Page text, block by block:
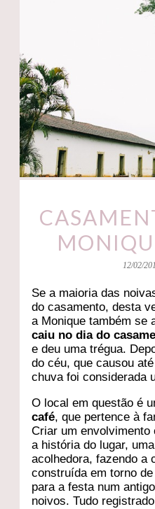
12/02/
Se a maioria das
do casamento, desta
a Monique também se
caiu no dia do
e deu uma trégua.
do céu, que causou
chuva foi considerada
O local em questão é
café, que pertence à
Criar um
a história do lugar,
acolhedora, fazendo a
construída em torno
para a festa num
noivos. Tudo